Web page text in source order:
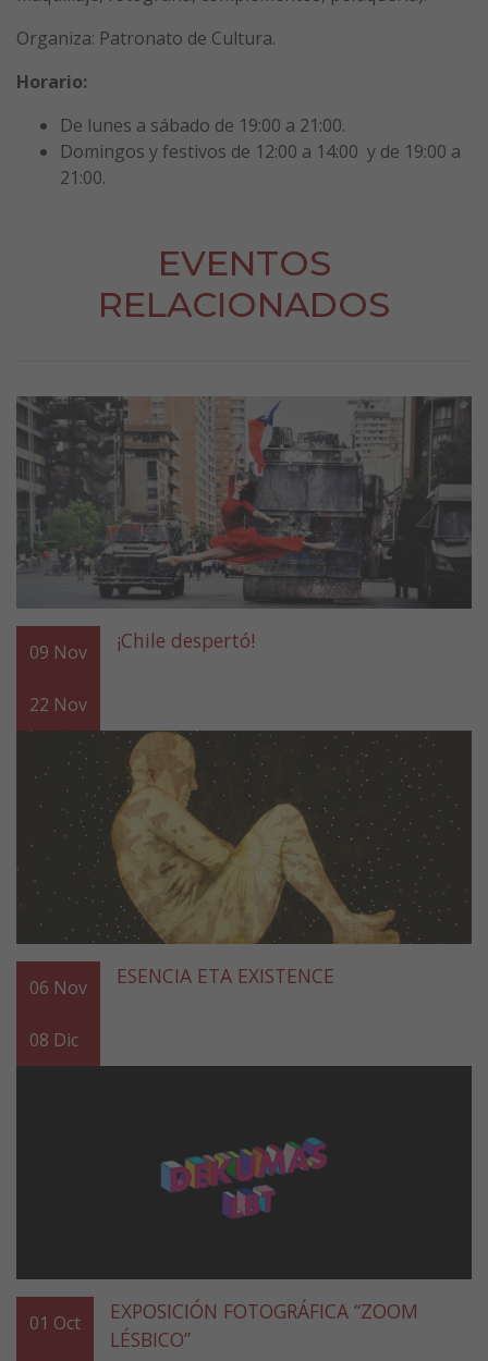
Organiza: Patronato de Cultura.
Horario:
De lunes a sábado de 19:00 a 21:00.
Domingos y festivos de 12:00 a 14:00 y de 19:00 a
21:00.
EVENTOS
RELACIONADOS
09 Nov
22 Nov
¡Chile despertó!
06 Nov
08 Dic
ESENCIA ETA EXISTENCE
01 Oct
EXPOSICIÓN FOTOGRÁFICA “ZOOM
LÉSBICO”